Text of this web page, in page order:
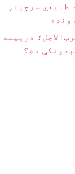
طبیعي سرچینو
ونډه
درېیمه
ده؟